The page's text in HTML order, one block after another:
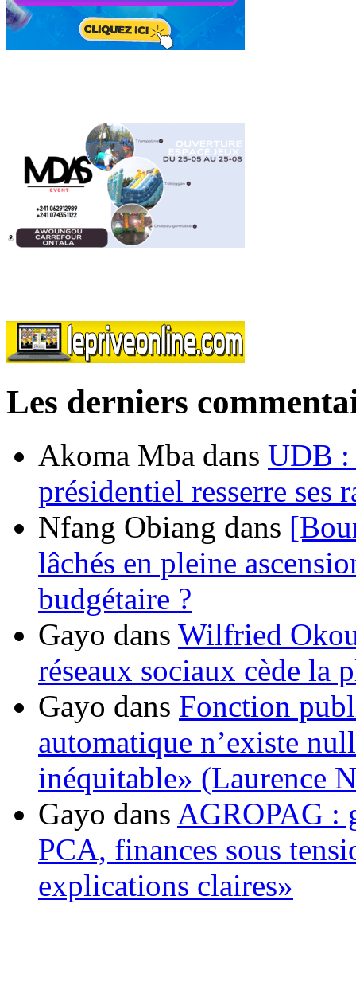
Les derniers
Akoma Mba dans UDB :
présidentiel resserre ses
Nfang Obiang dans
lâchés en pleine
budgétaire ?
Gayo dans Wilfried
réseaux sociaux cède la
Gayo dans Fonction
automatique n’existe
inéquitable» (Laurence
Gayo dans AGROPAG :
PCA, finances sous
explications claires»